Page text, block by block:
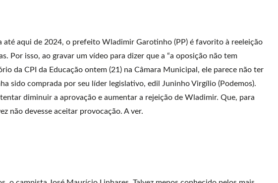
até aqui de 2024, o prefeito Wladimir Garotinho (PP) é favorito à reeleição
Por isso, ao gravar um vídeo para dizer que a “a oposição não tem
da CPI da Educação ontem (21) na Câmara Municipal, ele parece não ter
sido comprada por seu líder legislativo, edil Juninho Virgílio (Podemos).
diminuir a aprovação e aumentar a rejeição de Wladimir. Que, para
não devesse aceitar provocação. A ver.